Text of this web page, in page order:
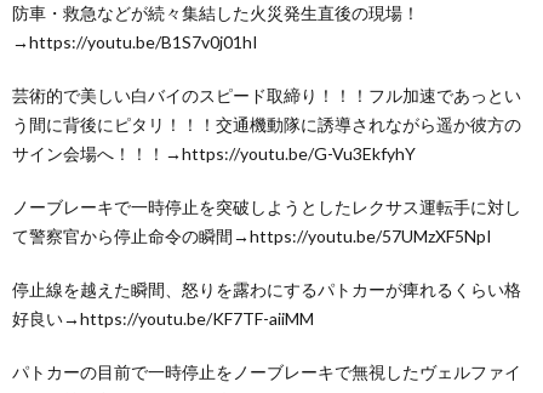
防車・救急などが続々集結した火災発生直後の現場！
→https://youtu.be/B1S7v0j01hI
芸術的で美しい白バイのスピード取締り！！！フル加速であっとい
う間に背後にピタリ！！！交通機動隊に誘導されながら遥か彼方の
サイン会場へ！！！→https://youtu.be/G-Vu3EkfyhY
ノーブレーキで一時停止を突破しようとしたレクサス運転手に対し
て警察官から停止命令の瞬間→https://youtu.be/57UMzXF5NpI
停止線を越えた瞬間、怒りを露わにするパトカーが痺れるくらい格
好良い→https://youtu.be/KF7TF-aiiMM
パトカーの目前で一時停止をノーブレーキで無視したヴェルファイ